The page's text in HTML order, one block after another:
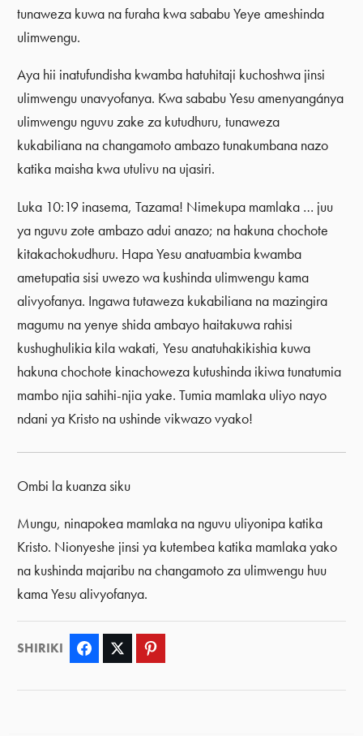
tunaweza kuwa na furaha kwa sababu Yeye ameshinda
ulimwengu.
Aya hii inatufundisha kwamba hatuhitaji kuchoshwa jinsi
ulimwengu unavyofanya. Kwa sababu Yesu amenyangánya
ulimwengu nguvu zake za kutudhuru, tunaweza
kukabiliana na changamoto ambazo tunakumbana nazo
katika maisha kwa utulivu na ujasiri.
Luka 10:19 inasema, Tazama! Nimekupa mamlaka … juu
ya nguvu zote ambazo adui anazo; na hakuna chochote
kitakachokudhuru. Hapa Yesu anatuambia kwamba
ametupatia sisi uwezo wa kushinda ulimwengu kama
alivyofanya. Ingawa tutaweza kukabiliana na mazingira
magumu na yenye shida ambayo haitakuwa rahisi
kushughulikia kila wakati, Yesu anatuhakikishia kuwa
hakuna chochote kinachoweza kutushinda ikiwa tunatumia
mambo njia sahihi-njia yake. Tumia mamlaka uliyo nayo
ndani ya Kristo na ushinde vikwazo vyako!
Ombi la kuanza siku
Mungu, ninapokea mamlaka na nguvu uliyonipa katika
Kristo. Nionyeshe jinsi ya kutembea katika mamlaka yako
na kushinda majaribu na changamoto za ulimwengu huu
kama Yesu alivyofanya.
SHIRIKI Facebook Twitter